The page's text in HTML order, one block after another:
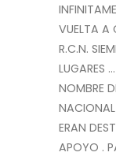
VUELTA A
R.C.N.
LUGARES
NOMBRE
NACIONAL
ERAN
APOYO .